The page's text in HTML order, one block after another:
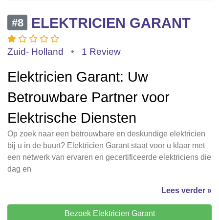
#8 ELEKTRICIEN GARANT
Zuid- Holland • 1 Review
Elektricien Garant: Uw
Betrouwbare Partner voor
Elektrische Diensten
Op zoek naar een betrouwbare en deskundige elektricien
bij u in de buurt? Elektricien Garant staat voor u klaar met
een netwerk van ervaren en gecertificeerde elektriciens die
dag en
Lees verder »
Bezoek Elektricien Garant